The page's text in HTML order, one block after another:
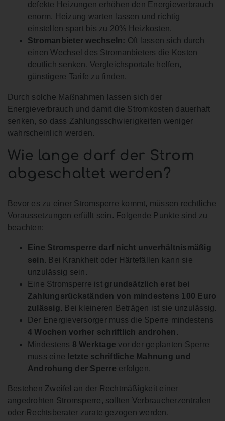
defekte Heizungen erhöhen den Energieverbrauch
enorm. Heizung warten lassen und richtig
einstellen spart bis zu 20% Heizkosten.
Stromanbieter wechseln: Oft lassen sich durch
einen Wechsel des Stromanbieters die Kosten
deutlich senken. Vergleichsportale helfen,
günstigere Tarife zu finden.
Durch solche Maßnahmen lassen sich der
Energieverbrauch und damit die Stromkosten dauerhaft
senken, so dass Zahlungsschwierigkeiten weniger
wahrscheinlich werden.
Wie lange darf der Strom
abgeschaltet werden?
Bevor es zu einer Stromsperre kommt, müssen rechtliche
Voraussetzungen erfüllt sein. Folgende Punkte sind zu
beachten:
Eine Stromsperre darf nicht unverhältnismäßig
sein. Bei Krankheit oder Härtefällen kann sie
unzulässig sein.
Eine Stromsperre ist grundsätzlich erst bei
Zahlungsrückständen von mindestens 100 Euro
zulässig. Bei kleineren Beträgen ist sie unzulässig.
Der Energieversorger muss die Sperre mindestens
4 Wochen vorher schriftlich androhen.
Mindestens 8 Werktage vor der geplanten Sperre
muss eine letzte schriftliche Mahnung und
Androhung der Sperre erfolgen.
Bestehen Zweifel an der Rechtmäßigkeit einer
angedrohten Stromsperre, sollten Verbraucherzentralen
oder Rechtsberater zurate gezogen werden.